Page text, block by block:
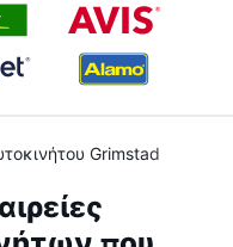
Grimstad